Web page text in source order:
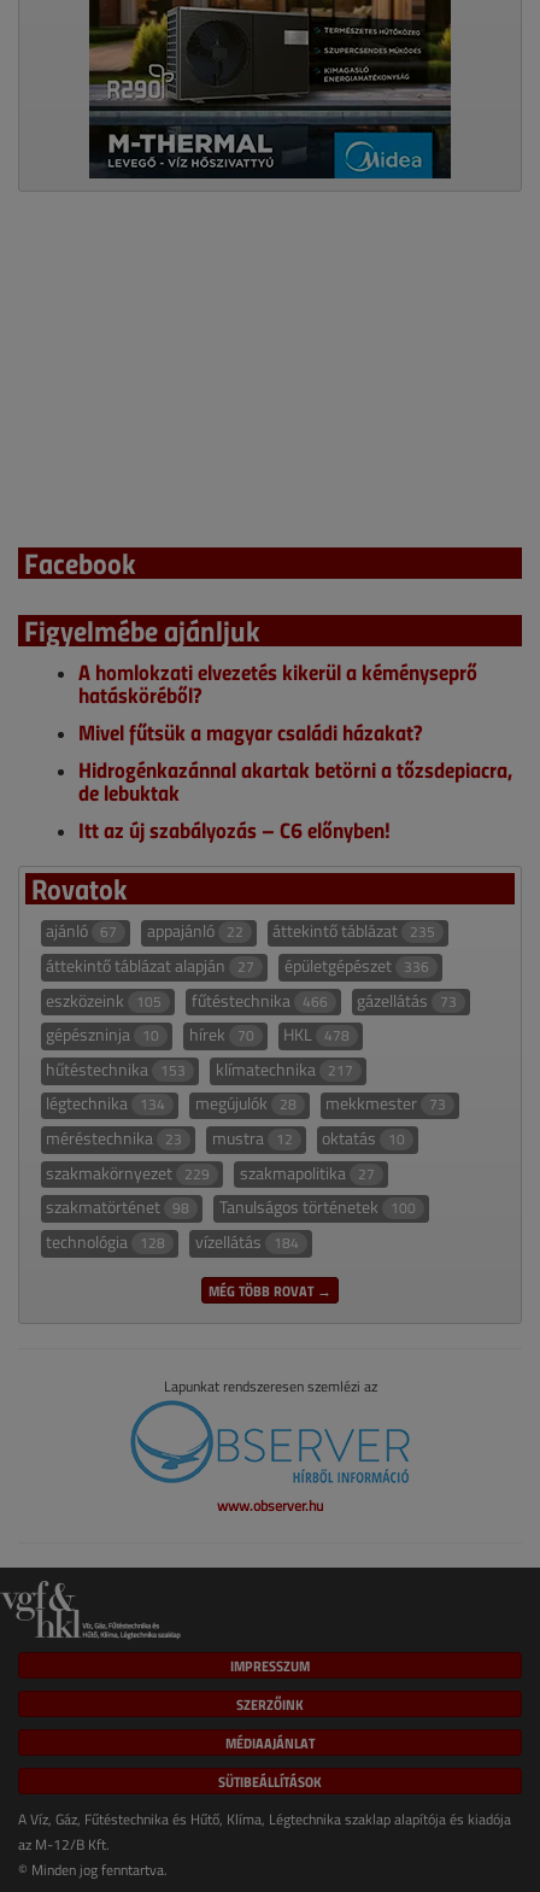
Facebook
Figyelmébe ajánljuk
A homlokzati elvezetés kikerül a kéményseprő
hatásköréből?
Mivel fűtsük a magyar családi házakat?
Hidrogénkazánnal akartak betörni a tőzsdepiacra,
de lebuktak
Itt az új szabályozás – C6 előnyben!
Rovatok
ajánló 67 appajánló 22 áttekintő táblázat 235
áttekintő táblázat alapján 27 épületgépészet 336
eszközeink 105 fűtéstechnika 466 gázellátás 73
gépészninja 10 hírek 70 HKL 478
hűtéstechnika 153 klímatechnika 217
légtechnika 134 megújulók 28 mekkmester 73
méréstechnika 23 mustra 12 oktatás 10
szakmakörnyezet 229 szakmapolitika 27
szakmatörténet 98 Tanulságos történetek 100
technológia 128 vízellátás 184
MÉG TÖBB ROVAT →
Lapunkat rendszeresen szemlézi az
www.observer.hu
IMPRESSZUM
SZERZŐINK
MÉDIAAJÁNLAT
SÜTIBEÁLLÍTÁSOK
A Víz, Gáz, Fűtéstechnika és Hűtő, Klíma, Légtechnika szaklap alapítója és kiadója
az M-12/B Kft.
© Minden jog fenntartva.